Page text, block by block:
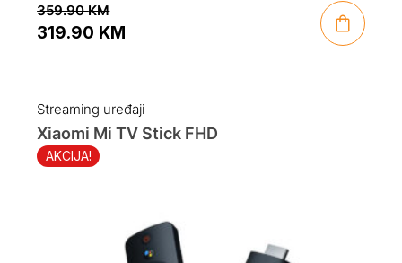
359.90KM
was:
359.90 KM.
319.90 KM
is:
319.90 KM.
Streaming uređaji
AKCIJA!
Xiaomi Mi TV Stick FHD